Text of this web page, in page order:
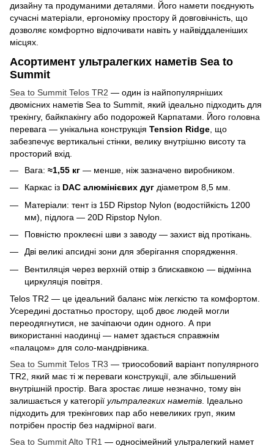
дизайну та продуманими деталями. Його намети поєднують
сучасні матеріали, ергономіку простору й довговічність, що
дозволяє комфортно відпочивати навіть у найвіддаленіших
місцях.
Асортимент ультралегких наметів Sea to
Summit
Sea to Summit Telos TR2 — один із найпопулярніших
двомісних наметів Sea to Summit, який ідеально підходить для
трекінгу, байкпакінгу або подорожей Карпатами. Його головна
перевага — унікальна конструкція Tension Ridge , що
забезпечує вертикальні стінки, велику внутрішню висоту та
просторий вхід.
Вага: ≈1,55 кг — менше, ніж зазначено виробником.
Каркас із DAC алюмінієвих дуг діаметром 8,5 мм.
Матеріали: тент із 15D Ripstop Nylon (водостійкість 1200
мм), підлога — 20D Ripstop Nylon.
Повністю проклеєні шви з заводу — захист від протікань.
Дві великі апсидні зони для зберігання спорядження.
Вентиляція через верхній отвір з блискавкою — відмінна
циркуляція повітря.
Telos TR2 — це ідеальний баланс між легкістю та комфортом.
Усередині достатньо простору, щоб двоє людей могли
переодягнутися, не зачіпаючи один одного. А при
використанні наодинці — намет здається справжнім
«палацом» для соло-мандрівника.
Sea to Summit Telos TR3 — триособовий варіант популярного
TR2, який має ті ж переваги конструкції, але збільшений
внутрішній простір. Вага зростає лише незначно, тому він
залишається у категорії ультралегких наметів. Ідеально
підходить для трекінгових пар або невеликих груп, яким
потрібен простір без надмірної ваги.
Sea to Summit Alto TR1 — односімейний ультралегкий намет